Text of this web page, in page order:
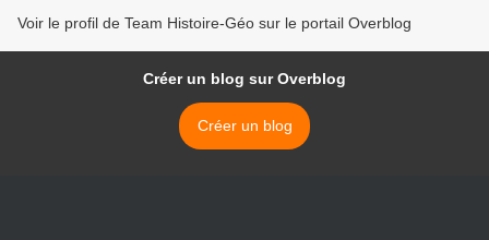
Voir le profil de Team Histoire-Géo sur le portail Overblog
Créer un blog sur Overblog
Créer un blog